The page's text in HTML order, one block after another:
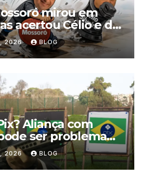
mirou em
acertou Célio e de
Zeli ‘da frente’
2026 BLOG
Aliança com
ser problema
Bolsonaro
2026 BLOG